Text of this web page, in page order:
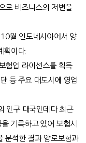
로 비즈니스의 저변을
월 인도네시아에서 양
획이다.
험업 라이선스를 획득
등 주요 대도시에 영업
인구 대국인데다 최근
기록하고 있어 보험시
분석한 결과 양로보험과